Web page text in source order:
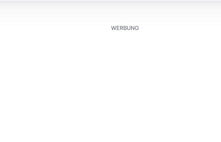
WERBUNG